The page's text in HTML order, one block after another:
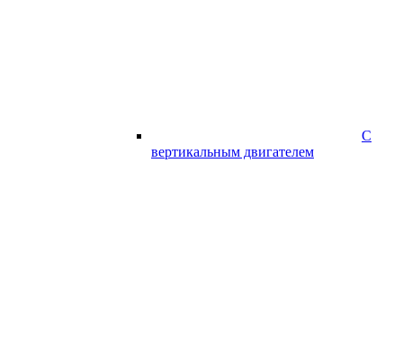
С
вертикальным двигателем